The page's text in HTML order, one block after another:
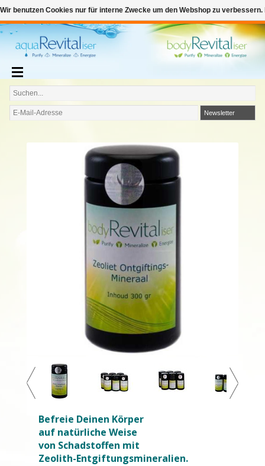
€0,00
Deutsch
€
Newsletter
Befreie Deinen Körper
auf natürliche Weise
von Schadstoffen mit
Zeolith-Entgiftungsmineralien.
Zum Warenkorb hinzufügen
Wir benutzen Cookies nur für interne Zwecke um den Webshop zu